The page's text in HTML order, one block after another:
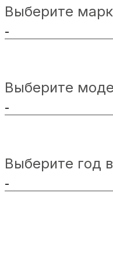
Выберите
Выберите
Выберите год